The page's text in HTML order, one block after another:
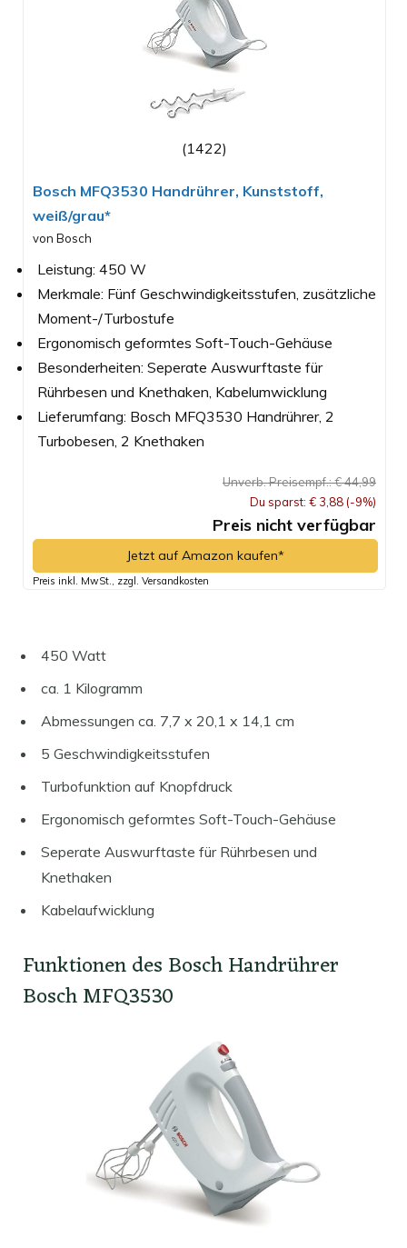
(1422)
Bosch MFQ3530 Handrührer, Kunststoff,
weiß/grau*
von Bosch
Leistung: 450 W
Merkmale: Fünf Geschwindigkeitsstufen, zusätzliche
Moment-/Turbostufe
Ergonomisch geformtes Soft-Touch-Gehäuse
Besonderheiten: Seperate Auswurftaste für
Rührbesen und Knethaken, Kabelumwicklung
Lieferumfang: Bosch MFQ3530 Handrührer, 2
Turbobesen, 2 Knethaken
Unverb. Preisempf.: € 44,99
Du sparst: € 3,88 (-9%)
Preis nicht verfügbar
Jetzt auf Amazon kaufen*
Preis inkl. MwSt., zzgl. Versandkosten
450 Watt
ca. 1 Kilogramm
Abmessungen ca. 7,7 x 20,1 x 14,1 cm
5 Geschwindigkeitsstufen
Turbofunktion auf Knopfdruck
Ergonomisch geformtes Soft-Touch-Gehäuse
Seperate Auswurftaste für Rührbesen und
Knethaken
Kabelaufwicklung
Funktionen des Bosch Handrührer
Bosch MFQ3530